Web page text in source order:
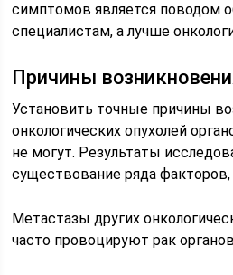
симптомов является поводом
специалистам, а лучше
Причины
Установить точные причины
онкологических опухолей
не могут. Результаты
существование ряда
Метастазы других
часто провоцируют рак